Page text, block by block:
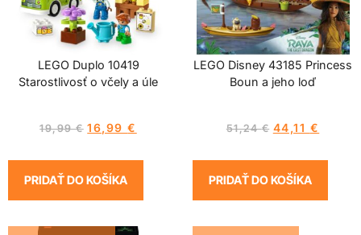
LEGO Duplo 10419
Starostlivosť o včely a úle
19,99€ 16,99€
PRIDAŤ DO KOŠÍKA
LEGO Disney 43185 Princess
Boun a jeho loď
51,24€ 44,11 €
PRIDAŤ DO KOŠÍKA